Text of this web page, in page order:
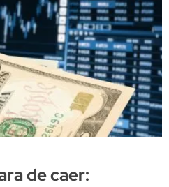
de caer: